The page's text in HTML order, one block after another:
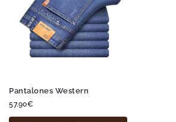
Pantalones Western
57.90€